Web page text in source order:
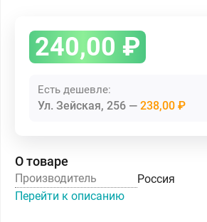
240,00 ₽
Есть дешевле:
Ул. Зейская, 256 238,00 ₽
О товаре
Производитель
Россия
Перейти к описанию